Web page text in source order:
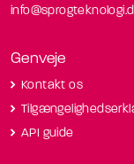
Genveje
Kontakt os
API guide